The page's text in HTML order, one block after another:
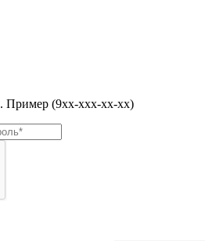
Пример (9хх-ххх-хх-хх)